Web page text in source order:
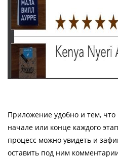
Приложение удобно и тем, что
начале или конце каждого
процесс можно увидеть и
оставить под ним